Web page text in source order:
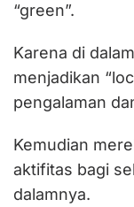
“green”.
Karena di
menjadikan
pengalaman
Kemudian
aktifitas bagi
dalamnya.